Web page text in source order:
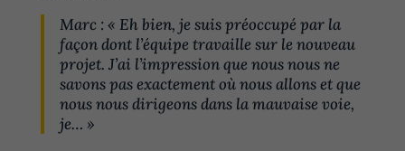
Marc : « Eh bien, je suis préoccupé par la
façon dont l’équipe travaille sur le nouveau
projet. J’ai l’impression que nous nous ne
savons pas exactement où nous allons et que
nous nous dirigeons dans la mauvaise voie,
je… »